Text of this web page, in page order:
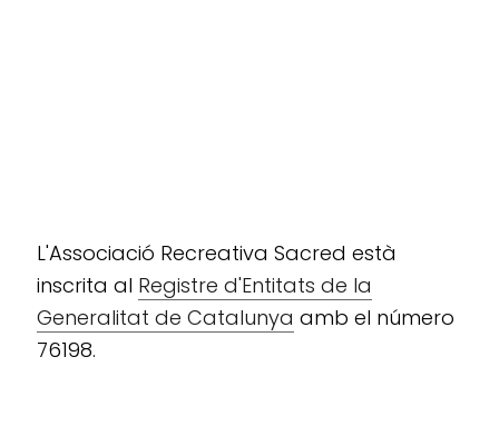
L'Associació Recreativa Sacred està
inscrita al Registre d'Entitats de la
Generalitat de Catalunya amb el número
76198.